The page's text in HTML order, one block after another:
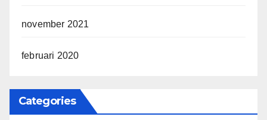
november 2021
februari 2020
Categories